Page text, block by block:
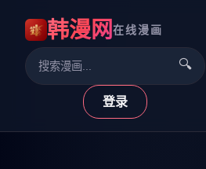
韩漫网在线漫画
🔍
登录